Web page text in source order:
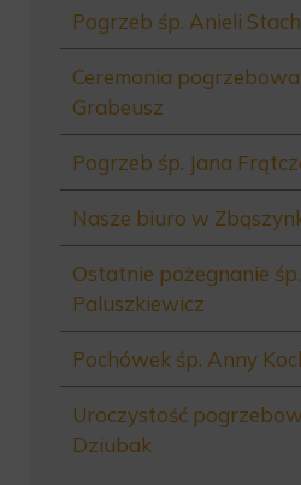
Pogrzeb śp. Anieli
Ceremonia
Grabeusz
Pogrzeb śp. Jana
Nasze biuro w
Ostatnie pożegnanie
Paluszkiewicz
Pochówek śp. Anny
Uroczystość
Dziubak